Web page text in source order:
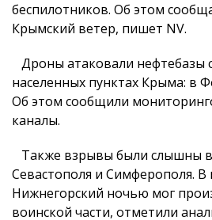
беспилотников. Об этом
Крымский ветер, пишет NV.
Дроны атаковали нефтебазы
населенных пунктах Крыма: в
Об этом сообщили
каналы.
Также взрывы были слышны
Севастополя и Симферополя. В
Нижнегорский ночью мог
воинской части, отметили